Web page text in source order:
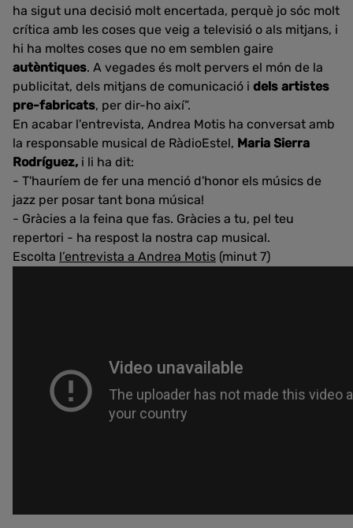
ha sigut una decisió molt encertada, perquè jo sóc molt
crítica amb les coses que veig a televisió o als mitjans, i
hi ha moltes coses que no em semblen gaire
autèntiques. A vegades és molt pervers el món de la
publicitat, dels mitjans de comunicació i dels artistes
pre-fabricats, per dir-ho així”.
En acabar l'entrevista, Andrea Motis ha conversat amb
la responsable musical de RàdioEstel, Maria Sierra
Rodríguez, i li ha dit:
- T'hauríem de fer una menció d'honor els músics de
jazz per posar tant bona música!
- Gràcies a la feina que fas. Gràcies a tu, pel teu
repertori - ha respost la nostra cap musical.
Escolta l’entrevista a Andrea Motis (minut 7)